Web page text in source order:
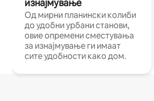
изнајмување
Од мирни планински колиби
до удобни урбани станови,
овие опремени сместувања
за изнајмување ги имаат
сите удобности како дом.